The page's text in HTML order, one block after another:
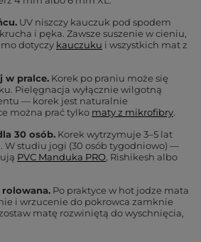
UV niszczy kauczuk pod spodem
i pęka. Zawsze suszenie w cieniu,
dotyczy kauczuku i wszystkich mat z
w pralce. Korek po praniu może się
Pielęgnacja wyłącznie wilgotną
— korek jest naturalnie
można prać tylko maty z mikrofibry.
30 osób. Korek wytrzymuje 3–5 lat
studiu jogi (30 osób tygodniowo) —
PVC Manduka PRO, Rishikesh albo
Po praktyce w hot jodze mata
i wrzucenie do pokrowca zamknie
matę rozwiniętą do wyschnięcia,